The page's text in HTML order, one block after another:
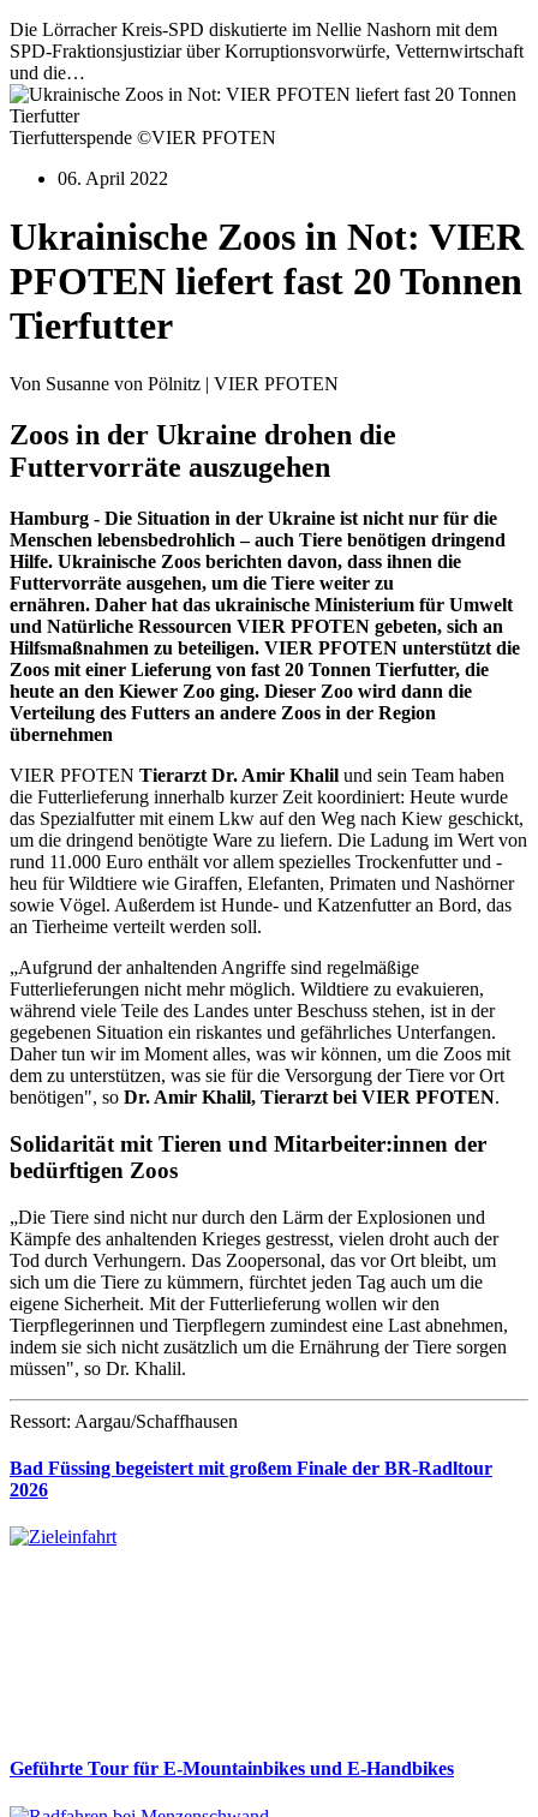
Die Lörracher Kreis-SPD diskutierte im Nellie Nashorn mit dem
SPD-Fraktionsjustiziar über Korruptionsvorwürfe, Vetternwirtschaft
und die…
Tierfutterspende ©VIER PFOTEN
06. April 2022
Ukrainische Zoos in Not: VIER
PFOTEN liefert fast 20 Tonnen
Tierfutter
Von Susanne von Pölnitz | VIER PFOTEN
Zoos in der Ukraine drohen die
Futtervorräte auszugehen
Hamburg - Die Situation in der Ukraine ist nicht nur für die
Menschen lebensbedrohlich – auch Tiere benötigen dringend
Hilfe. Ukrainische Zoos berichten davon, dass ihnen die
Futtervorräte ausgehen, um die Tiere weiter zu
ernähren. Daher hat das ukrainische Ministerium für Umwelt
und Natürliche Ressourcen VIER PFOTEN gebeten, sich an
Hilfsmaßnahmen zu beteiligen. VIER PFOTEN unterstützt die
Zoos mit einer Lieferung von fast 20 Tonnen Tierfutter, die
heute an den Kiewer Zoo ging. Dieser Zoo wird dann die
Verteilung des Futters an andere Zoos in der Region
übernehmen
VIER PFOTEN Tierarzt Dr. Amir Khalil und sein Team haben
die Futterlieferung innerhalb kurzer Zeit koordiniert: Heute wurde
das Spezialfutter mit einem Lkw auf den Weg nach Kiew geschickt,
um die dringend benötigte Ware zu liefern. Die Ladung im Wert von
rund 11.000 Euro enthält vor allem spezielles Trockenfutter und -
heu für Wildtiere wie Giraffen, Elefanten, Primaten und Nashörner
sowie Vögel. Außerdem ist Hunde- und Katzenfutter an Bord, das
an Tierheime verteilt werden soll.
„Aufgrund der anhaltenden Angriffe sind regelmäßige
Futterlieferungen nicht mehr möglich. Wildtiere zu evakuieren,
während viele Teile des Landes unter Beschuss stehen, ist in der
gegebenen Situation ein riskantes und gefährliches Unterfangen.
Daher tun wir im Moment alles, was wir können, um die Zoos mit
dem zu unterstützen, was sie für die Versorgung der Tiere vor Ort
benötigen", so Dr. Amir Khalil, Tierarzt bei VIER PFOTEN.
Solidarität mit Tieren und Mitarbeiter:innen der
bedürftigen Zoos
„Die Tiere sind nicht nur durch den Lärm der Explosionen und
Kämpfe des anhaltenden Krieges gestresst, vielen droht auch der
Tod durch Verhungern. Das Zoopersonal, das vor Ort bleibt, um
sich um die Tiere zu kümmern, fürchtet jeden Tag auch um die
eigene Sicherheit. Mit der Futterlieferung wollen wir den
Tierpflegerinnen und Tierpflegern zumindest eine Last abnehmen,
indem sie sich nicht zusätzlich um die Ernährung der Tiere sorgen
müssen", so Dr. Khalil.
Ressort: Aargau/Schaffhausen
Bad Füssing begeistert mit großem Finale der BR-Radltour
2026
Geführte Tour für E-Mountainbikes und E-Handbikes